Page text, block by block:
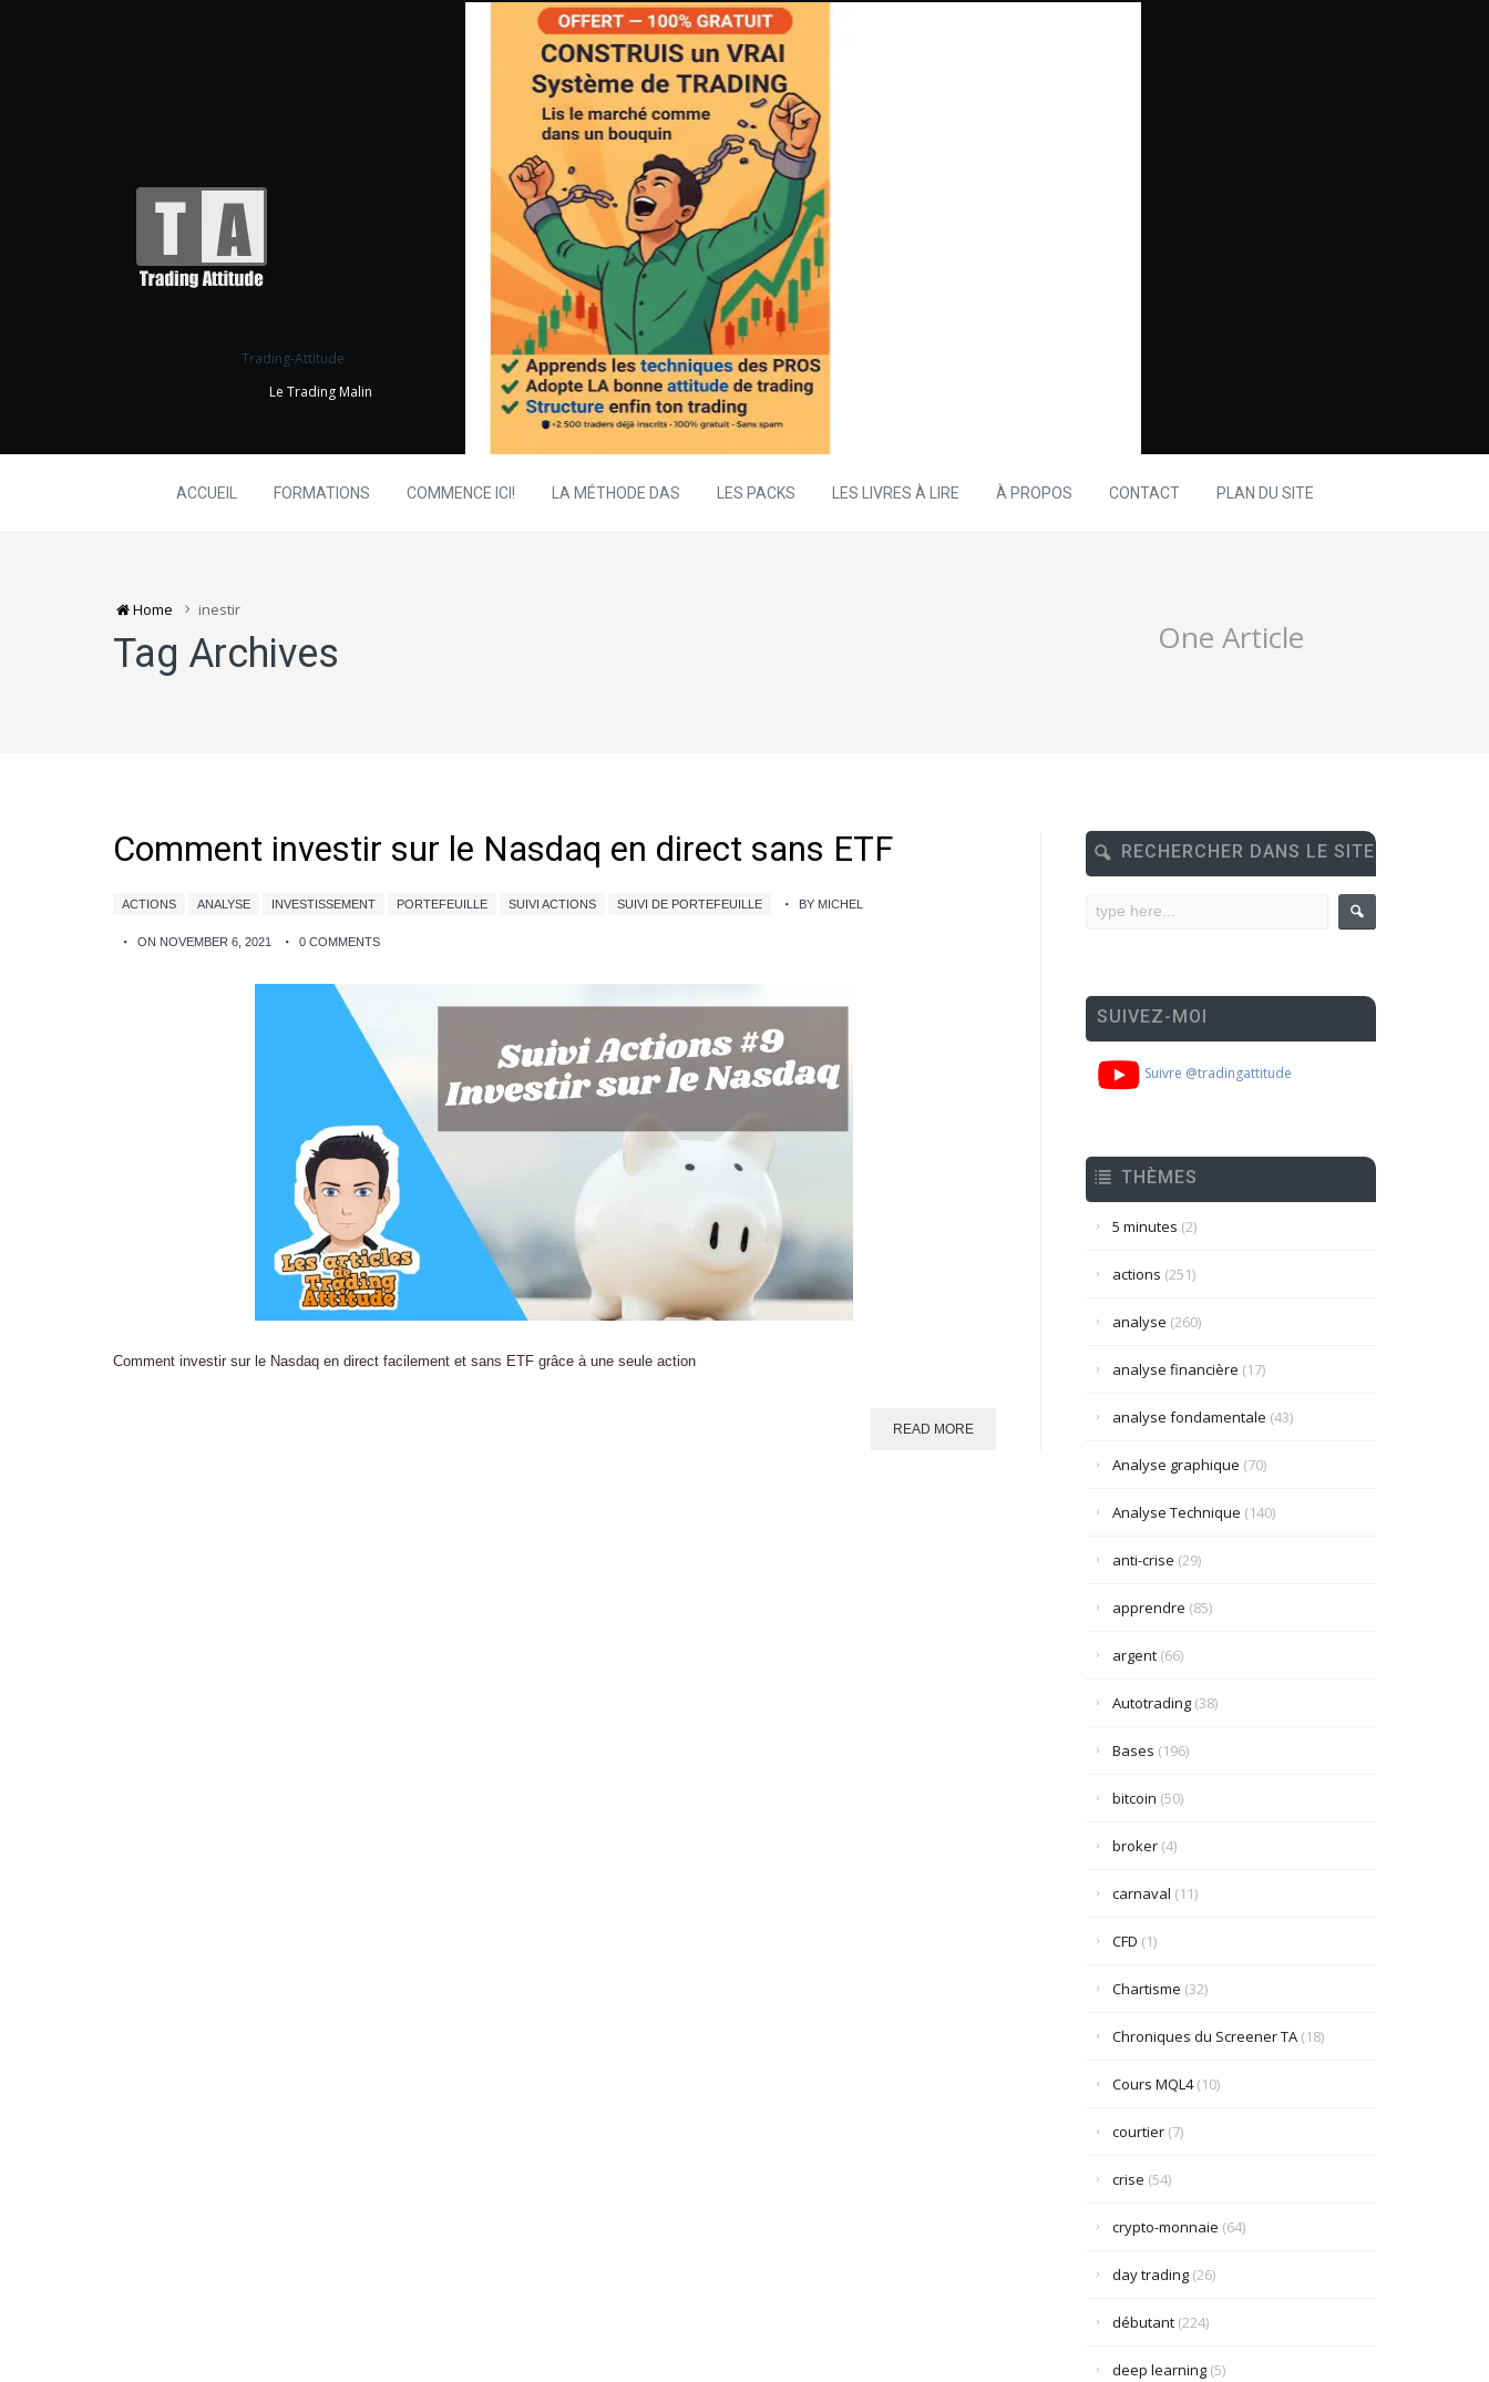
Trading-Attitude
Le Trading Malin
ACCUEIL FORMATIONS COMMENCE ICI! LA MÉTHODE DAS LES PACKS LES LIVRES À LIRE À PROPOS CONTACT PLAN DU SITE
Home inestir
Tag Archives One Article
Comment investir sur le Nasdaq en direct sans ETF
ACTIONS ANALYSE INVESTISSEMENT PORTEFEUILLE SUIVI ACTIONS SUIVI DE PORTEFEUILLE BY MICHEL
ON NOVEMBER 6, 2021 0 COMMENTS
Comment investir sur le Nasdaq en direct facilement et sans ETF grâce à une seule action
READ MORE
RECHERCHER DANS LE SITE
SUIVEZ-MOI
Suivre @tradingattitude
THÈMES
5 minutes (2)
actions (251)
analyse (260)
analyse financière (17)
analyse fondamentale (43)
Analyse graphique (70)
Analyse Technique (140)
anti-crise (29)
apprendre (85)
argent(66)
Autotrading(38)
Bases (196)
bitcoin (50)
broker(4)
carnaval (11)
CFD (1)
Chartisme (32)
Chroniques du Screener TA(18)
Cours MQL4(10)
courtier(7)
crise (54)
crypto-monnaie (64)
day trading(26)
débutant(224)
deep learning(5)